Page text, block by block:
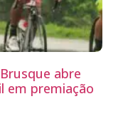
abre
em premiação